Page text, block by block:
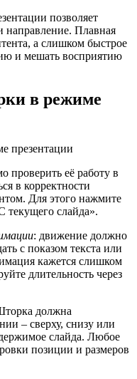
позволяет
направление. Плавная
а слишком быстрое
и мешать восприятию
в режиме
проверить её работу в
в корректности
Для этого нажмите
слайда».
: движение должно
с показом текста или
кажется слишком
длительность через
должна
– сверху, снизу или
слайда. Любое
позиции и размеров